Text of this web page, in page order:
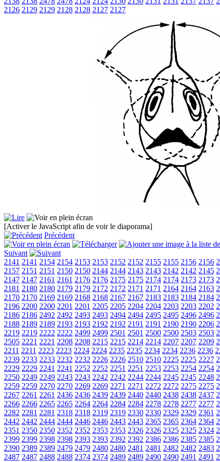
2126 2129 2129 2128 2128 2127 2127
[Activer le JavaScript afin de voir le diaporama]
Précédent
Suivant
2141 2141 2154 2154 2153 2153 2152 2152 2155 2155 2156 2156
2157 2151 2151 2150 2150 2144 2144 2143 2143 2142 2142 2145
2147 2147 2161 2161 2176 2176 2175 2175 2174 2174 2173 2173
2181 2180 2180 2179 2179 2172 2172 2171 2171 2164 2164 2163
2170 2170 2169 2169 2168 2168 2167 2167 2183 2183 2184 2184
2196 2200 2200 2201 2201 2205 2205 2204 2204 2203 2203 2202
2186 2186 2492 2492 2493 2493 2494 2494 2495 2495 2496 2496
2188 2189 2189 2193 2193 2192 2192 2191 2191 2190 2190 2206
2219 2219 2222 2222 2499 2499 2501 2501 2500 2500 2503 2503
2505 2221 2221 2208 2208 2215 2215 2214 2214 2207 2207 2209
2211 2211 2223 2223 2224 2224 2235 2235 2234 2234 2236 2236
2239 2233 2233 2232 2232 2226 2226 2510 2510 2225 2225 2227
2229 2229 2241 2241 2252 2252 2251 2251 2253 2253 2254 2254
2250 2249 2249 2243 2243 2242 2242 2244 2244 2245 2245 2248
2259 2259 2270 2270 2269 2269 2271 2271 2272 2272 2275 2275
2267 2261 2261 2436 2436 2439 2439 2440 2440 2438 2438 2437
2266 2266 2265 2265 2264 2264 2284 2284 2278 2278 2277 2277
2282 2281 2281 2318 2318 2319 2319 2330 2330 2329 2329 2361
2442 2442 2444 2444 2446 2446 2443 2443 2365 2365 2364 2364
2351 2350 2350 2352 2352 2353 2353 2326 2326 2325 2325 2324
2399 2399 2398 2398 2393 2393 2392 2392 2386 2386 2385 2385
2390 2389 2389 2479 2479 2480 2480 2481 2481 2482 2482 2483
2487 2487 2488 2488 2374 2374 2489 2489 2490 2490 2491 2491